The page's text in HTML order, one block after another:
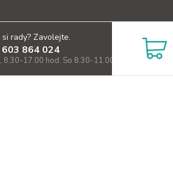
rady? Zavolejte.
864 024
8.30-17.00 hod. So 8.30-11.00)